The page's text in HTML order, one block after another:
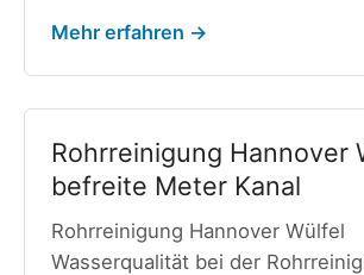
Mehr erfahren →
Rohrreinigung Hannover
befreite Meter Kanal
Rohrreinigung Hannover Wülfel
Wasserqualität bei der